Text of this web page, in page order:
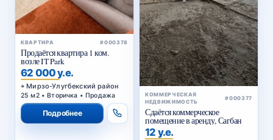
КВАРТИРА #000378
Продаётся квартира 1 ком.
возле IT Park
62 000 у.е.
Мирзо-Улугбекский район
25 м2 • Вторичка • Продажа
Подробнее
КОММЕРЧЕСКАЯ
НЕДВИЖИМОСТЬ
#000377
Сдаётся коммерческое
помещение в аренду, Сагбан
12 у.е.